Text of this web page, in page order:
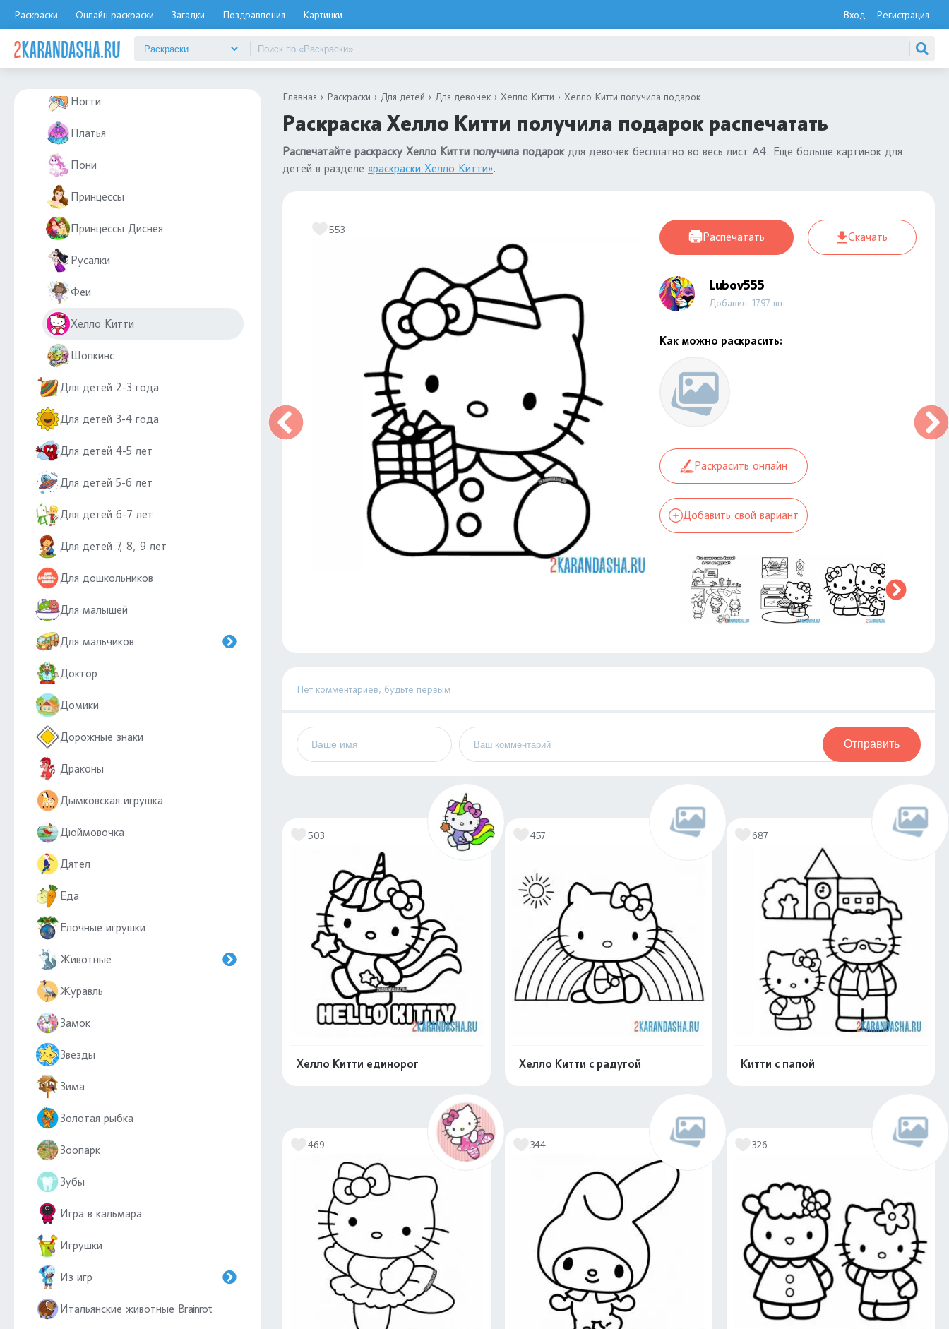
Раскраски Онлайн раскраски Загадки Поздравления Картинки Вход Регистрация
Монстр Хай
Ногти
Платья
Пони
Принцессы
Принцессы Диснея
Русалки
Феи
Хелло Китти
Шопкинс
Для детей 2-3 года
Для детей 3-4 года
Для детей 4-5 лет
Для детей 5-6 лет
Для детей 6-7 лет
Для детей 7, 8, 9 лет
Для дошкольников
Для малышей
Для мальчиков
Доктор
Домики
Дорожные знаки
Драконы
Дымковская игрушка
Дюймовочка
Дятел
Еда
Елочные игрушки
Животные
Журавль
Замок
Звезды
Зима
Золотая рыбка
Зоопарк
Зубы
Игра в кальмара
Игрушки
Из игр
Итальянские животные Brainrot
Главная Раскраски Для детей Для девочек Хелло Китти Хелло Китти получила подарок
Раскраска Хелло Китти получила подарок распечатать
Распечатайте раскраску Хелло Китти получила подарокдля девочек бесплатно во весь лист А4. Еще больше картинок для
детей в разделе «раскраски Хелло Китти».
553
Распечатать Скачать
Lubov555
Добавил: 1797 шт.
Как можно раскрасить:
Раскрасить онлайн
Добавить свой вариант
Нет комментариев, будьте первым
Отправить
503
Хелло Китти единорог
Распечатать и скачать
457
Хелло Китти с радугой
687
Китти с папой
469 344 326